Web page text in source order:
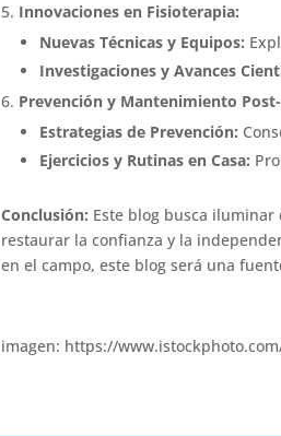
Innovaciones en Fisioterapia:
Nuevas Técnicas y Equipos:
Investigaciones y Avances
Prevención y Mantenimiento
Estrategias de Prevención:
Ejercicios y Rutinas en Casa:
Conclusión: Este blog busca
restaurar la confianza y la
en el campo, este blog será una
imagen: https://